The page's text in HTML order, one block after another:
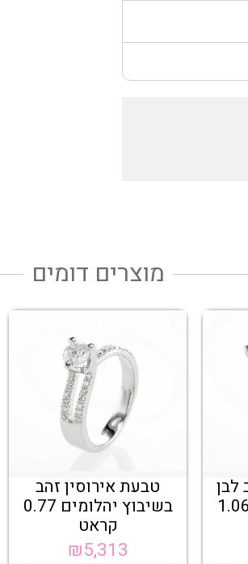
מוצרים דומים
לבן
בשיבוץ יהלומים 1.06
טבעת אירוסין זהב
בשיבוץ יהלומים 0.77
קראט
₪5,313